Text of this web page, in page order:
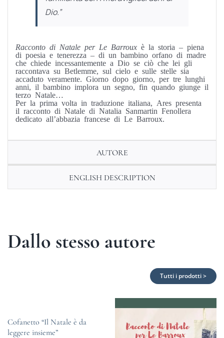
Dio.”
Racconto di Natale per Le Barrouxè la storia – piena
di poesia e tenerezza – di un bambino orfano di madre
che chiede incessantemente a Dio se ciò che lei gli
raccontava su Betlemme, sul cielo e sulle stelle sia
accaduto veramente. Giorno dopo giorno, per tre lunghi
anni, il bambino implora un segno, fin quando giunge il
terzo Natale…
Per la prima volta in traduzione italiana, Ares presenta
il racconto di Natale di Natalia Sanmartin Fenollera
dedicato all’abbazia francese di Le Barroux.
AUTORE
ENGLISH DESCRIPTION
Dallo stesso autore
Tutti i prodotti >
Cofanetto “Il Natale è da
leggere insieme”